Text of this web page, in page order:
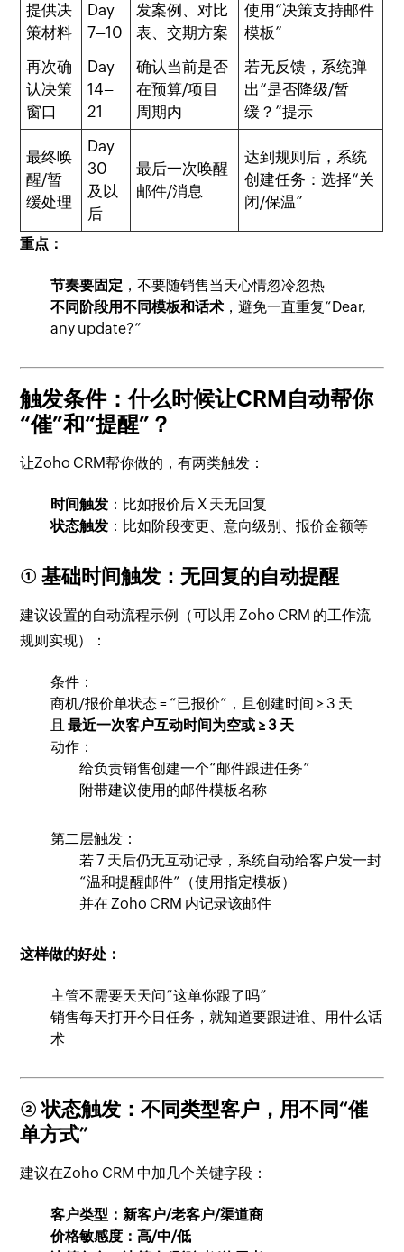
提供决
策材料
Day
7–10
发案例、对比
表、交期方案
使用“决策支持邮件
模板”
再次确
认决策
窗口
Day
14–
21
确认当前是否
在预算/项目
周期内
若无反馈，系统弹
出“是否降级/暂
缓？”提示
最终唤
醒/暂
缓处理
Day
30
及以
后
最后一次唤醒
邮件/消息
达到规则后，系统
创建任务：选择“关
闭/保温”
重点：
节奏要固定 ，不要随销售当天心情忽冷忽热
不同阶段用不同模板和话术 ，避免一直重复“Dear,
any update?”
触发条件：什么时候让CRM自动帮你
“催”和“提醒”？
让Zoho CRM帮你做的，有两类触发：
时间触发 ：比如报价后 X 天无回复
状态触发 ：比如阶段变更、意向级别、报价金额等
① 基础时间触发：无回复的自动提醒
建议设置的自动流程示例（可以用 Zoho CRM 的工作流
规则实现）：
条件：
商机/报价单状态 = “已报价”，且创建时间 ≥ 3 天
且最近一次客户互动时间为空或 ≥ 3 天
动作：
给负责销售创建一个“邮件跟进任务”
附带建议使用的邮件模板名称
第二层触发：
若 7 天后仍无互动记录，系统自动给客户发一封
“温和提醒邮件”（使用指定模板）
并在 Zoho CRM 内记录该邮件
这样做的好处：
主管不需要天天问“这单你跟了吗”
销售每天打开今日任务，就知道要跟进谁、用什么话
术
② 状态触发：不同类型客户，用不同“催
单方式”
建议在Zoho CRM 中加几个关键字段：
客户类型：新客户/老客户/渠道商
价格敏感度：高/中/低